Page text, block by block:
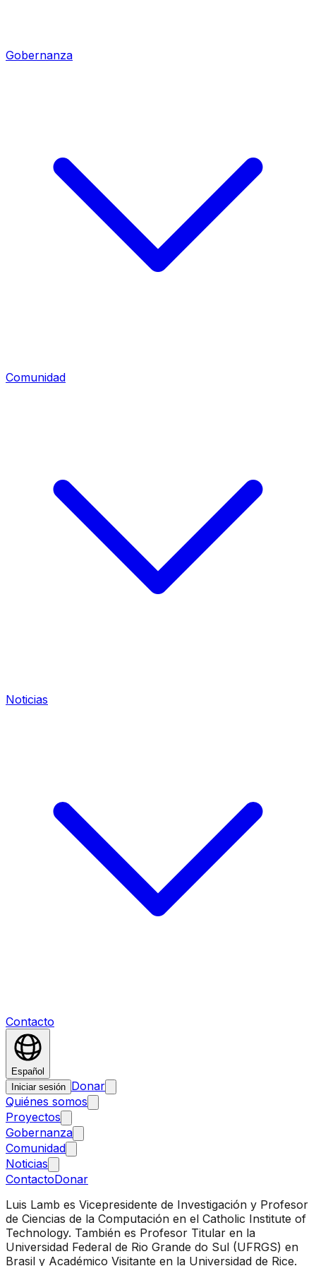
Gobernanza
Comunidad
Noticias
Contacto
Español
Iniciar sesión Donar
Quiénes somos
Proyectos
Gobernanza
Comunidad
Noticias
ContactoDonar
Luis Lamb es Vicepresidente de Investigación y Profesor
de Ciencias de la Computación en el Catholic Institute of
Technology. También es Profesor Titular en la
Universidad Federal de Rio Grande do Sul (UFRGS) en
Brasil y Académico Visitante en la Universidad de Rice.